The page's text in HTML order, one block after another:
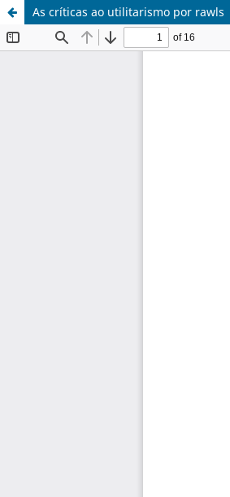
As críticas ao utilitarismo por rawls